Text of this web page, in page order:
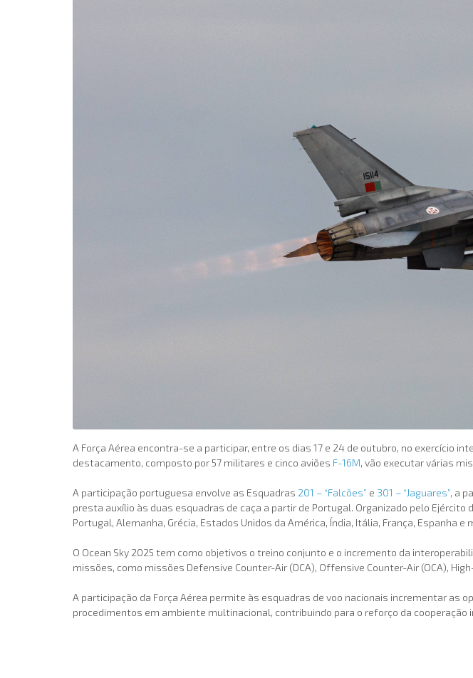
A Força Aérea encontra-se a participar, entre os dias 17 e 24 de outubro, no exercício
destacamento, composto por 57 militares e cinco aviões F-16M, vão executar várias
A participação portuguesa envolve as Esquadras 201 – “Falcões” e 301 – “Jaguares”, a
presta auxílio às duas esquadras de caça a partir de Portugal. Organizado pelo
Portugal, Alemanha, Grécia, Estados Unidos da América, Índia, Itália, França, Espanha
O Ocean Sky 2025 tem como objetivos o treino conjunto e o incremento da
missões, como missões Defensive Counter-Air (DCA), Offensive Counter-Air (OCA),
A participação da Força Aérea permite às esquadras de voo nacionais incrementar
procedimentos em ambiente multinacional, contribuindo para o reforço da cooperação